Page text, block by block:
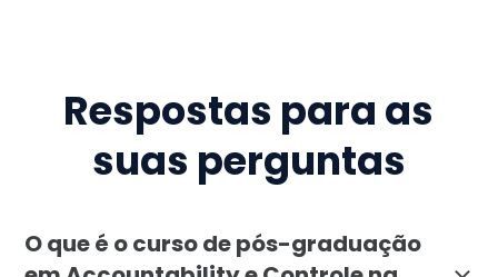
Respostas para as
suas perguntas
O que é o curso de pós-graduação